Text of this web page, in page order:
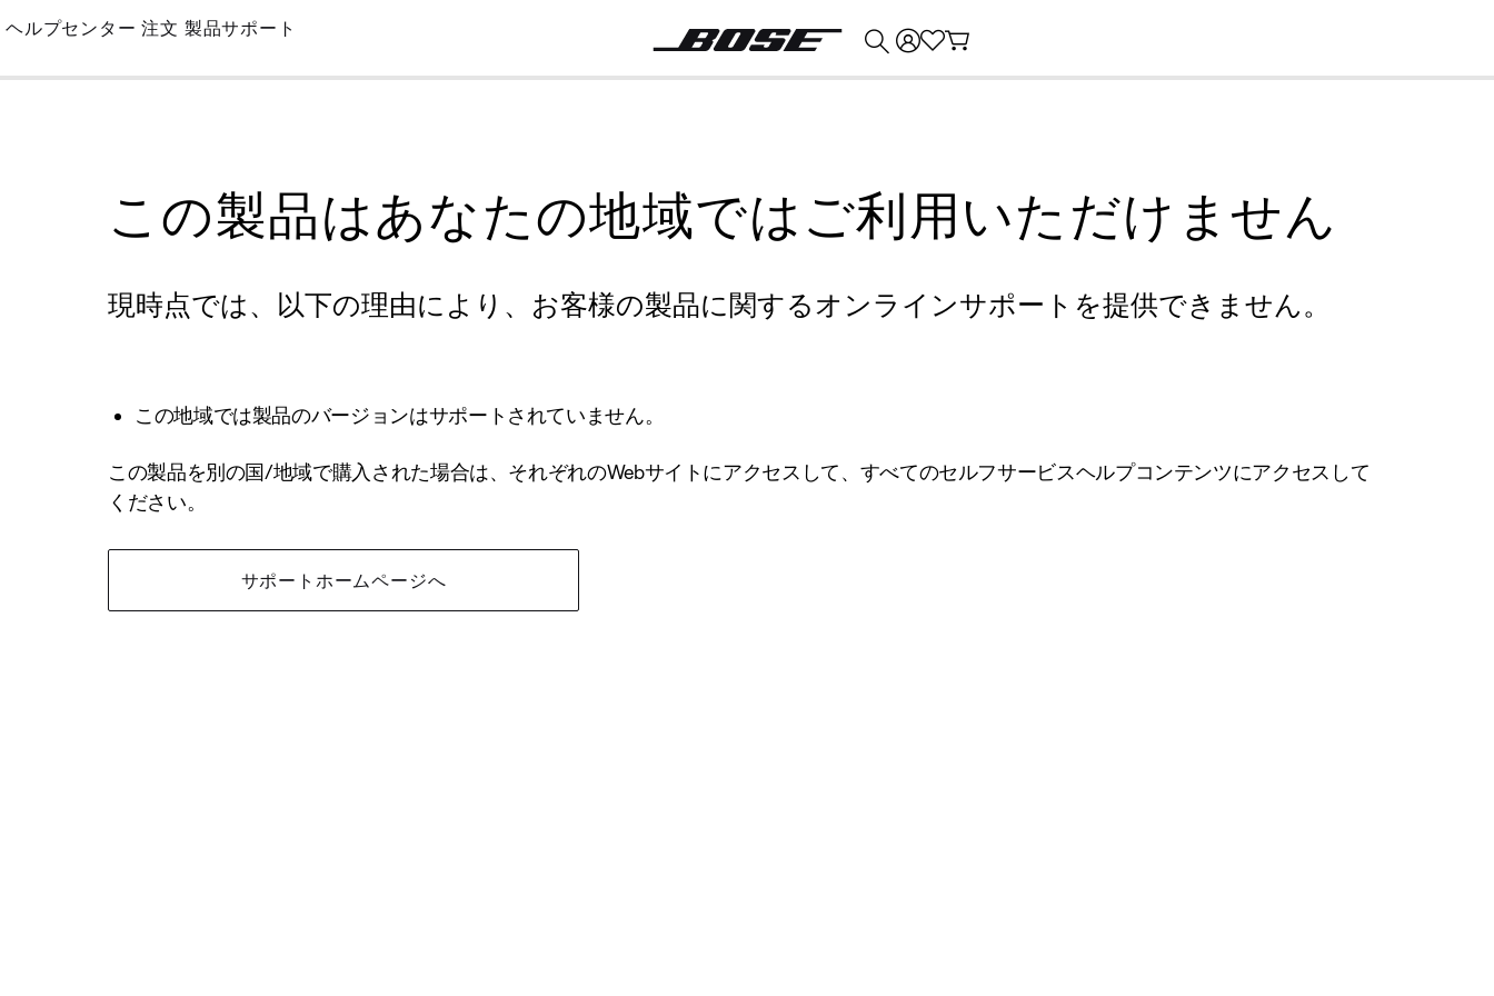
Skip
Main
ヘルプセンター 注文 製品サポート
この製品はあなたの地域ではご利用いただけません
現時点では、以下の理由により、お客様の製品に関するオンラインサポートを提供できません。
この地域では製品のバージョンはサポートされていません。
この製品を別の国/地域で購入された場合は、それぞれのWebサイトにアクセスして、すべてのセルフサービスヘルプコンテンツにアクセスして
ください。
サポートホームページへ